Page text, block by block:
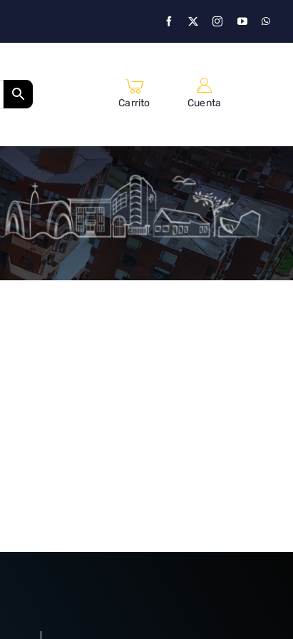
Carrito Cuenta